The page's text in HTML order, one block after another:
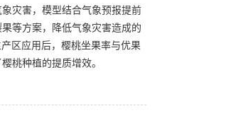
灾害，模型结合气象预报提前
等方案，降低气象灾害造成的
区应用后，樱桃坐果率与优果
桃种植的提质增效。